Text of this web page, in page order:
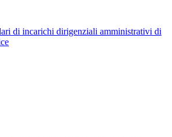
di incarichi dirigenziali amministrativi di